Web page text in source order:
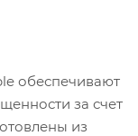
обеспечивают
за счет
из